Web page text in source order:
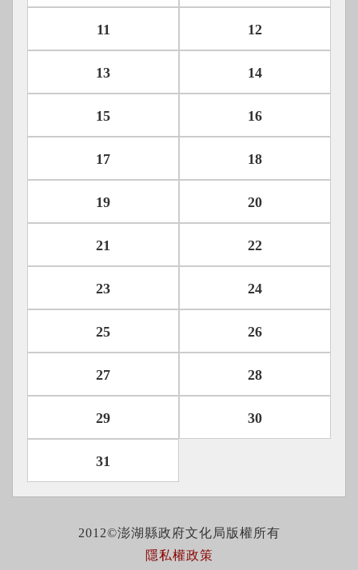
11 12
13 14
15 16
17 18
19 20
21 22
23 24
25 26
27 28
29 30
31
2012©澎湖縣政府文化局版權所有
隱私權政策